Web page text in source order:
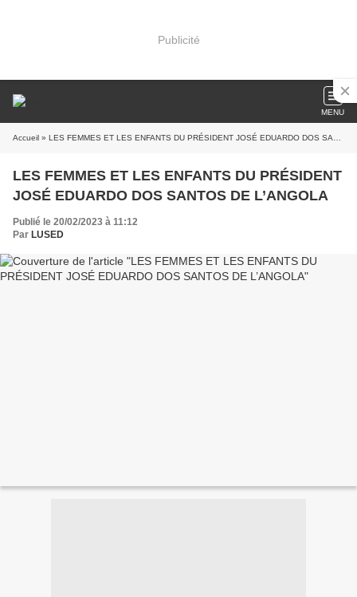
Publicité
MENU
Accueil » LES FEMMES ET LES ENFANTS DU PRÉSIDENT JOSÉ EDUARDO DOS SANTOS DE L’ANGOLA
LES FEMMES ET LES ENFANTS DU PRÉSIDENT
JOSÉ EDUARDO DOS SANTOS DE L’ANGOLA
Publié le 20/02/2023 à 11:12
Par LUSED